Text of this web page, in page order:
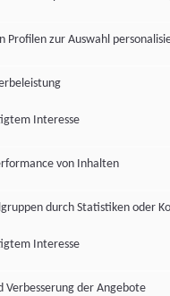
Profilen zur Auswahl
Interesse
von Inhalten
durch Statistiken oder
Interesse
Verbesserung der Angebote